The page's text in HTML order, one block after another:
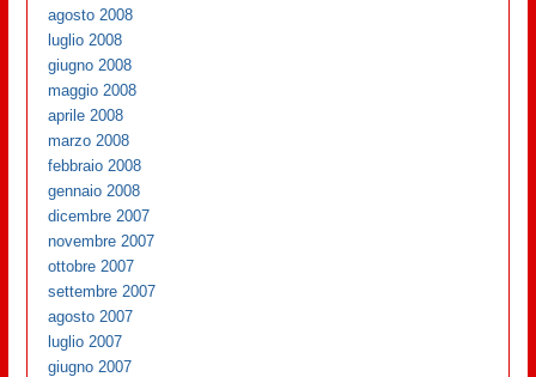
agosto 2008
luglio 2008
giugno 2008
maggio 2008
aprile 2008
marzo 2008
febbraio 2008
gennaio 2008
dicembre 2007
novembre 2007
ottobre 2007
settembre 2007
agosto 2007
luglio 2007
giugno 2007